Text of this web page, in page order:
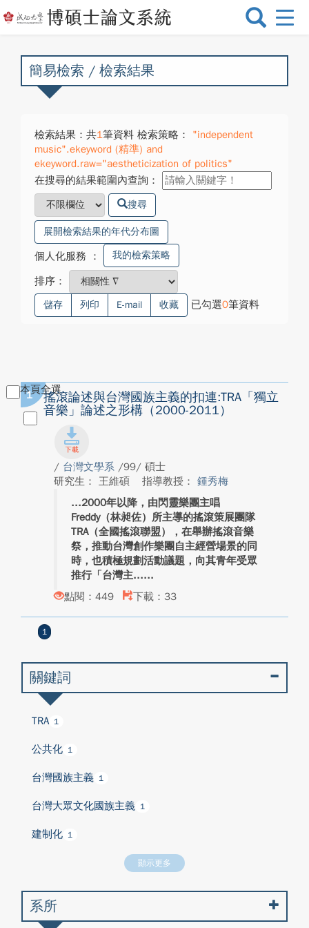
選
換
簡易檢索 / 檢索結果
檢索結果：共1筆資料 檢索策略：
"independent
music".ekeyword (精準) and
ekeyword.raw="aestheticization of politics"
在搜尋的結果範圍內查詢：
搜尋
展開檢索結果的年代分布圖
個人化服務 ： 我的檢索策略
排序：
儲存 列印 E-mail 收藏 已勾選0筆資料
本頁全選
1
搖滾論述與台灣國族主義的扣連:TRA「獨立
音樂」論述之形構（2000-2011）
/ 台灣文學系 /99/ 碩士
研究生： 王維碩
指導教授： 鍾秀梅
2000年以降，由閃靈樂團主唱
Freddy（林昶佐）所主導的搖滾策展團隊
TRA（全國搖滾聯盟），在舉辦搖滾音樂
祭，推動台灣創作樂團自主經營場景的同
時，也積極規劃活動議題，向其青年受眾
推行「台灣主...
點閱：449
下載：33
1
關鍵詞
TRA 1
公共化 1
台灣國族主義 1
台灣大眾文化國族主義 1
建制化 1
顯示更多
系所